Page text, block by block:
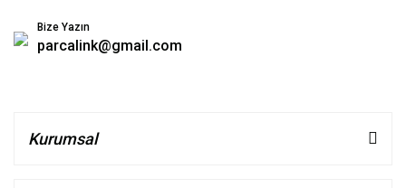
Bize Yazın
parcalink@gmail.com
Kurumsal